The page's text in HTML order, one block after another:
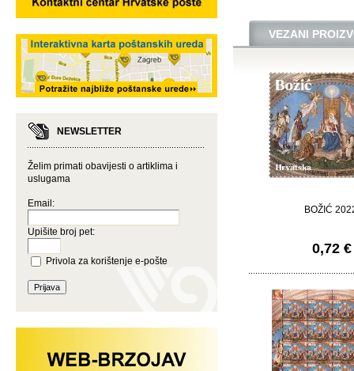
NEWSLETTER
Želim primati obavijesti o artiklima i
uslugama
Email:
Upišite broj pet:
Privola za korištenje e-pošte
VEZANI
BOŽIĆ
0,72 €